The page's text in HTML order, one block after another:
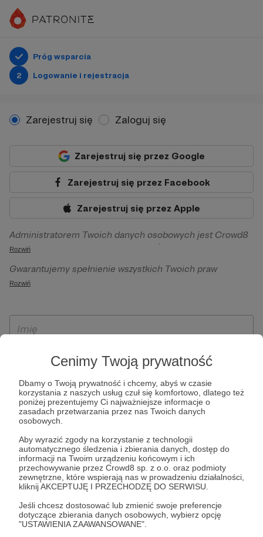
Cenimy Twoją prywatność
Dbamy o Twoją prywatność i chcemy, abyś w czasie
korzystania z naszych usług czuł się komfortowo, dlatego też
poniżej prezentujemy Ci najważniejsze informacje o
zasadach przetwarzania przez nas Twoich danych
osobowych.
Aby wyrazić zgody na korzystanie z technologii
automatycznego śledzenia i zbierania danych, dostęp do
informacji na Twoim urządzeniu końcowym i ich
przechowywanie przez Crowd8 sp. z o.o. oraz podmioty
zewnętrzne, które wspierają nas w prowadzeniu działalności,
kliknij AKCEPTUJĘ I PRZECHODZĘ DO SERWISU.
Jeśli chcesz dostosować lub zmienić swoje preferencje
dotyczące zbierania danych osobowych, wybierz opcję
"USTAWIENIA ZAAWANSOWANE".
Próg wsparcia
2
Logowanie i rejestracja
Zarejestruj się Zaloguj się
Zarejestruj się przez Google
Zarejestruj się przez Facebook
Zarejestruj się przez Apple
Administratorem Twoich danych osobowych jest Crowd8
sp. z o.o. z siedziba w Warszawie, ul. Żwirki i Wigury 16, 02-
092 Warszawa. Twoje dane osobowe będą przetwarzane w
szczególności w celu wykonania umowy zawartej z Tobą, w
Patronite.pl, w tym możliwości dokonywania oraz
otrzymywania wsparcia na naszej platformie oraz
Rozwiń
Gwarantujemy spełnienie wszystkich Twoich praw
wynikających z ogólnego rozporządzenia o ochronie
ich przenoszenia, niepodlegania zautomatyzowanemu
wyrażenia sprzeciwu wobec przetwarzania Twoich danych
osobowych. Rejestracja dla osób niepełnoletnich możliwa
jest po przekazaniu podpisanego formularza "Zgodna na
założenie konta przez osobę niepełnoletnią", formularz
dostępny jest na stronie regulaminu Patronite.pl.
Rozwiń
* Zapoznałem się i akceptujęRegulaminserwisu oraz
Prywatności.